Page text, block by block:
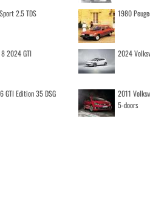
2.5 TDS 1980
2024 GTI
2024
GTI Edition 35 DSG
2011
5-doors